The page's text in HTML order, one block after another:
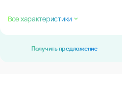
Все характеристики
Получить предложение